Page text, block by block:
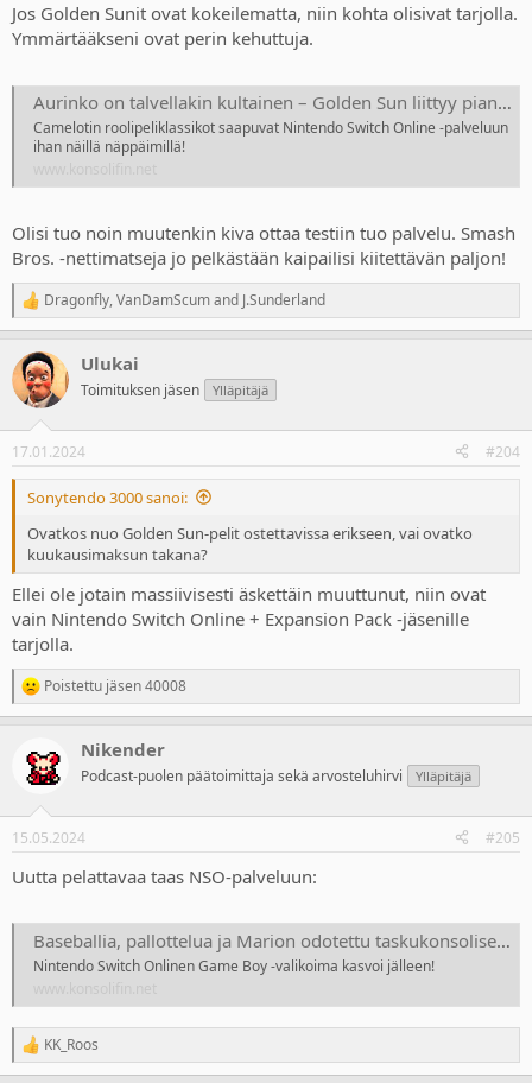
Jos Golden Sunit ovat kokeilematta, niin kohta olisivat tarjolla.
Ymmärtääkseni ovat perin kehuttuja.
Aurinko on talvellakin kultainen – Golden Sun liittyy pian osaksi Nintendo Switch Online -palvelua jatko-osansa kera
Camelotin roolipeliklassikot saapuvat Nintendo Switch Online -palveluun
ihan näillä näppäimillä!
Olisi tuo noin muutenkin kiva ottaa testiin tuo palvelu. Smash
Bros. -nettimatseja jo pelkästään kaipailisi kiitettävän paljon!
R
e
c
t
i
s
:
Dragonfly, VanDamScumand J.Sunderland
Ulukai
Toimituksen jäsen Ylläpitäjä
17.01.2024 #204
Sonytendo 3000 sanoi:
Ovatkos nuo Golden Sun-pelit ostettavissa erikseen, vai ovatko
kuukausimaksun takana?
Ellei ole jotain massiivisesti äskettäin muuttunut, niin ovat
vain Nintendo Switch Online + Expansion Pack -jäsenille
tarjolla.
R
e
c
s
Poistettu jäsen 40008
Nikender
Podcast-puolen päätoimittaja sekä arvosteluhirvi Ylläpitäjä
15.05.2024 #205
Uutta pelattavaa taas NSO-palveluun:
Baseballia, pallottelua ja Marion odotettu taskukonsoliseikkailu – kolme uutta nimikettä saapuivat tänään osaksi Nintendo Switch Online -palvelua
Nintendo Switch Onlinen Game Boy -valikoima kasvoi jälleen!
R
e
KK_Roos